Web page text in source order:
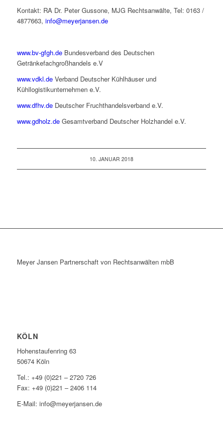
Kontakt: RA Dr. Peter Gussone, MJG Rechtsanwälte, Tel: 0163 /
4877663, info@meyerjansen.de
www.bv-gfgh.deBundesverband des Deutschen
Getränkefachgroßhandels e.V
www.vdkl.deVerband Deutscher Kühlhäuser und
Kühllogistikunternehmen e.V.
www.dfhv.deDeutscher Fruchthandelsverband e.V.
www.gdholz.deGesamtverband Deutscher Holzhandel e.V.
10. JANUAR 2018
Meyer Jansen Partnerschaft von Rechtsanwälten mbB
KÖLN
Hohenstaufenring 63
50674 Köln
Tel.: +49 (0)221 – 2720 726
Fax: +49 (0)221 – 2406 114
E-Mail: info@meyerjansen.de